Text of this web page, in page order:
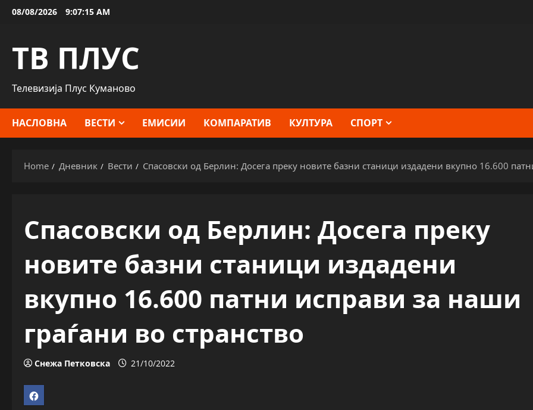
Skip08/08/2026 9:07:16 AM
ТВ ПЛУС
Телевизија Плус Куманово
НАСЛОВНА ВЕСТИ ЕМИСИИ КОМПАРАТИВ КУЛТУРА СПОРТ
Home Дневник Вести Спасовски од Берлин: Досега преку новите базни станици издадени вкупно 16.600
Спасовски од Берлин: Досега преку
новите базни станици издадени
вкупно 16.600 патни исправи за наши
граѓани во странство
Снежа Петковска 21/10/2022